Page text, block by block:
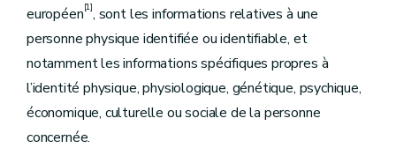
européen[1], sont les informations relatives à une
personne physique identifiée ou identifiable, et
notamment les informations spécifiques propres à
l’identité physique, physiologique, génétique, psychique,
économique, culturelle ou sociale de la personne
concernée.